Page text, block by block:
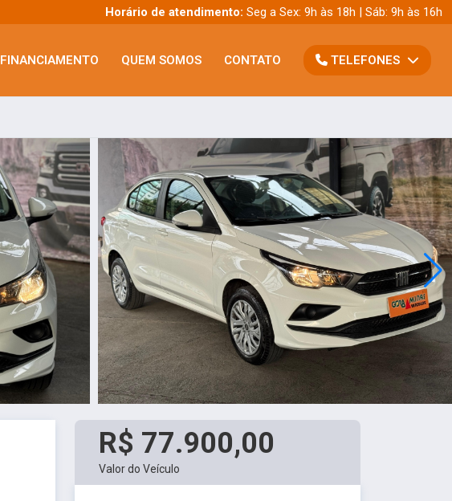
Horário de atendimento: Seg a Sex: 9h às 18h | Sáb: 9h às 16h
FINANCIAMENTO QUEM SOMOS CONTATO TELEFONES
R$ 77.900,00
Valor do Veículo